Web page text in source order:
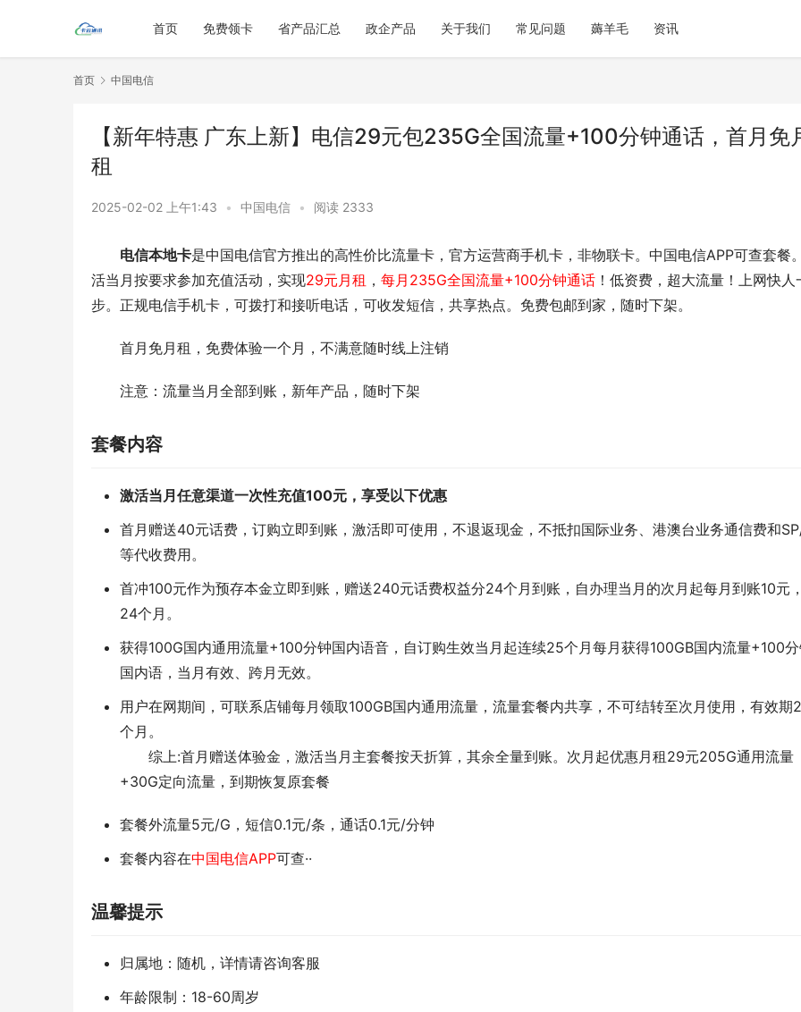
首页 免费领卡 省产品汇总 政企产品 关于我们 常见问题 薅羊毛 资讯
首页 中国电信
【新年特惠 广东上新】电信29元包235G全国流量+100分钟通话，首月免
租
2025-02-02 上午1:43 • 中国电信 • 阅读 2333
电信本地卡是中国电信官方推出的高性价比流量卡，官方运营商手机卡，非物联卡。中国电信APP可查套餐
活当月按要求参加充值活动，实现29元月租 ， 每月235G全国流量+100分钟通话 ！ 低资费，超大流量！上网快人
步。正规电信手机卡，可拨打和接听电话，可收发短信，共享热点。免费包邮到家，随时下架。
首月免月租，免费体验一个月，不满意随时线上注销
注意：流量当月全部到账，新年产品，随时下架
套餐内容
激活当月任意渠道一次性充值100元，享受以下优惠
首月赠送40元话费，订购立即到账，激活即可使用，不退返现金，不抵扣国际业务、港澳台业务通信费和
等代收费用。
首冲100元作为预存本金立即到账，赠送240元话费权益分24个月到账，自办理当月的次月起每月到账10元
24个月。
获得100G国内通用流量+100分钟国内语音，自订购生效当月起连续25个月每月获得100GB国内流量+100
国内语，当月有效、跨月无效。
用户在网期间，可联系店铺每月领取100GB国内通用流量，流量套餐内共享，不可结转至次月使用，有效期
个月。
综上:首月赠送体验金，激活当月主套餐按天折算，其余全量到账。次月起优惠月租29元205G通用流量
+30G定向流量，到期恢复原套餐
套餐外流量5元/G，短信0.1元/条，通话0.1元/分钟
套餐内容在中国电信APP可查··
温馨提示
归属地：随机，详情请咨询客服
年龄限制：18-60周岁